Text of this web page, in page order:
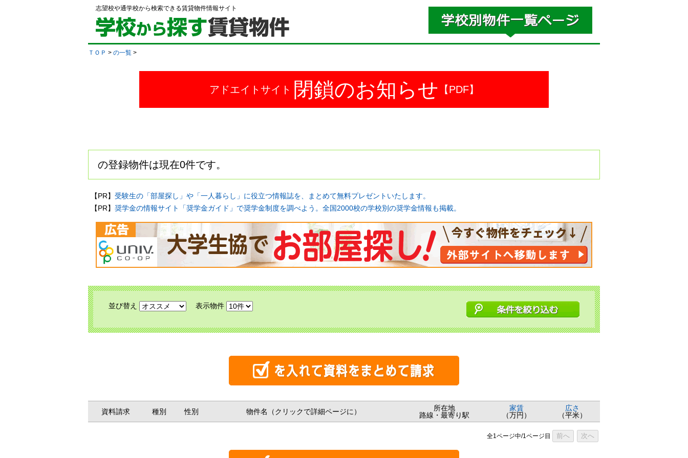
志望校や通学校から検索できる賃貸物件情報サイト
ＴＯＰ > の一覧 >
アドエイトサイト 閉鎖のお知らせ 【PDF】
の登録物件は現在0件です。
【PR】 受験生の「部屋探し」や「一人暮らし」に役立つ情報誌を、まとめて無料プレゼントいたします。
【PR】 奨学金の情報サイト「奨学金ガイド」で奨学金制度を調べよう。全国2000校の学校別の奨学金情報も掲載。
並び替え 表示物件
資料請求 種別 性別 物件名（クリックで詳細ページに）
所在地
路線・最寄り駅
家賃
（万円）
広さ
（平米）
全1ページ中/1ページ目 前へ 次へ